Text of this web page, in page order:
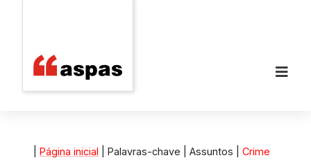
Página inicial | Palavras-chave | Assuntos | Crime